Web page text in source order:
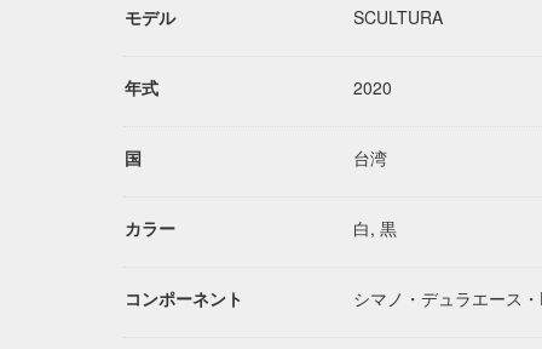
モデル SCULTURA
年式 2020
国 台湾
カラー 白, 黒
コンポーネント シマノ・デュラエース